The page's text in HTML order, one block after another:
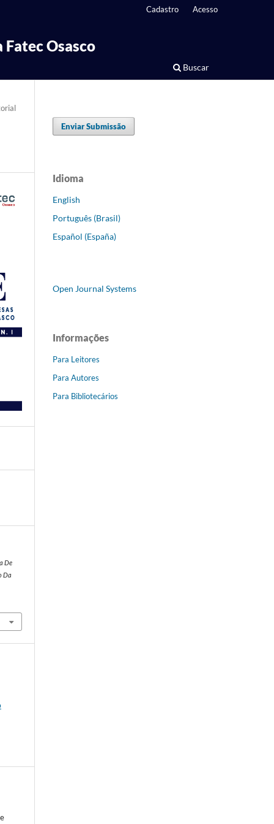
Fatec Osasco
Buscar
Cadastro Acesso
De
Da
Enviar Submissão
Idioma
English
Português (Brasil)
Español (España)
Open Journal Systems
Informações
Para Leitores
Para Autores
Para Bibliotecários